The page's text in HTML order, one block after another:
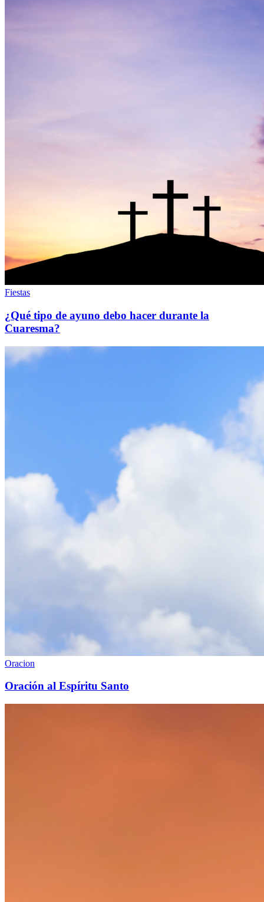
Fiestas
¿Qué tipo de ayuno debo hacer durante la
Cuaresma?
Oracion
Oración al Espíritu Santo